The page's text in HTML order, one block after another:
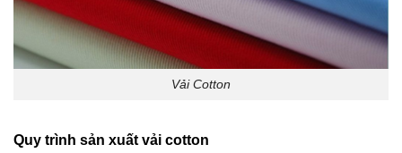
Vải Cotton
Quy trình sản xuất vải cotton